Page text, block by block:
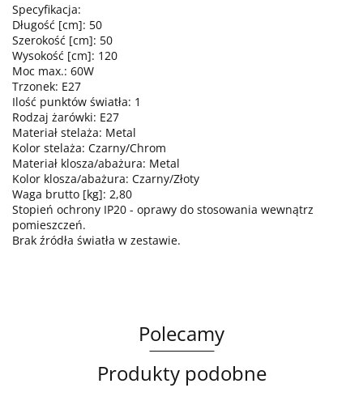
Specyfikacja:
Długość [cm]: 50
Szerokość [cm]: 50
Wysokość [cm]: 120
Moc max.: 60W
Trzonek: E27
Ilość punktów światła: 1
Rodzaj żarówki: E27
Materiał stelaża: Metal
Kolor stelaża: Czarny/Chrom
Materiał klosza/abażura: Metal
Kolor klosza/abażura: Czarny/Złoty
Waga brutto [kg]: 2,80
Stopień ochrony IP20 - oprawy do stosowania wewnątrz
pomieszczeń.
Brak źródła światła w zestawie.
Polecamy
Produkty podobne